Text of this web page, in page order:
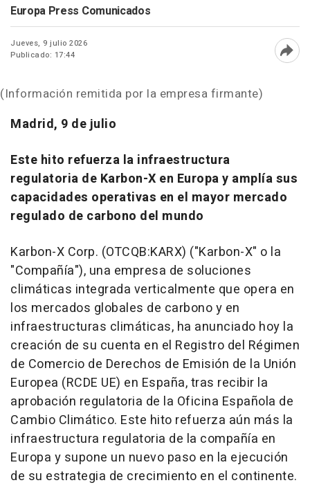
Europa Press Comunicados
Jueves, 9 julio 2026
Publicado: 17:44
(Información remitida por la empresa firmante)
Madrid, 9 de julio
Este hito refuerza la infraestructura
regulatoria de Karbon-X en Europa y amplía sus
capacidades operativas en el mayor mercado
regulado de carbono del mundo
Karbon-X Corp. (OTCQB:KARX) ("Karbon-X" o la
"Compañía"), una empresa de soluciones
climáticas integrada verticalmente que opera en
los mercados globales de carbono y en
infraestructuras climáticas, ha anunciado hoy la
creación de su cuenta en el Registro del Régimen
de Comercio de Derechos de Emisión de la Unión
Europea (RCDE UE) en España, tras recibir la
aprobación regulatoria de la Oficina Española de
Cambio Climático. Este hito refuerza aún más la
infraestructura regulatoria de la compañía en
Europa y supone un nuevo paso en la ejecución
de su estrategia de crecimiento en el continente.